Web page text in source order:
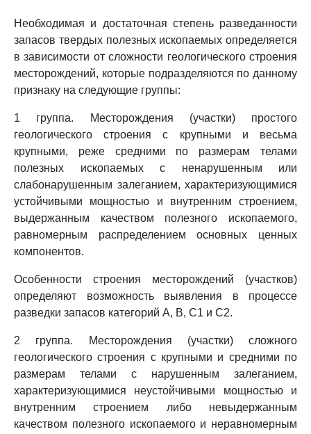
Необходимая и достаточная степень разведанности
запасов твердых полезных ископаемых определяется
в зависимости от сложности геологического строения
месторождений, которые подразделяются по данному
признаку на следующие группы:
1 группа. Месторождения (участки) простого
геологического строения с крупными и весьма
крупными, реже средними по размерам телами
полезных ископаемых с ненарушенным или
слабонарушенным залеганием, характеризующимися
устойчивыми мощностью и внутренним строением,
выдержанным качеством полезного ископаемого,
равномерным распределением основных ценных
компонентов.
Особенности строения месторождений (участков)
определяют возможность выявления в процессе
разведки запасов категорий A, B, C1 и C2.
2 группа. Месторождения (участки) сложного
геологического строения с крупными и средними по
размерам телами с нарушенным залеганием,
характеризующимися неустойчивыми мощностью и
внутренним строением либо невыдержанным
качеством полезного ископаемого и неравномерным